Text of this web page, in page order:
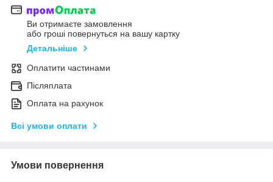
Ви отримаєте замовлення
або гроші повернуться на вашу картку
Детальніше
Оплатити частинами
Післяплата
Оплата на рахунок
Всі умови оплати
Умови повернення